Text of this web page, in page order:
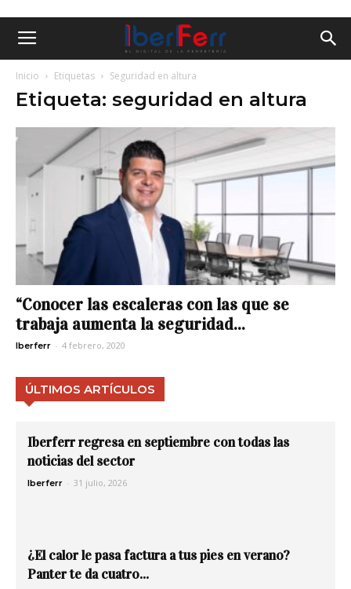
Inicio Etiquetas Seguridad en altura
Etiqueta: seguridad en altura
“Conocer las escaleras con las que se
trabaja aumenta la seguridad...
Iberferr - 4 febrero, 2020
ÚLTIMOS ARTÍCULOS
Iberferr regresa en septiembre con todas las
noticias del sector
Iberferr - 31 julio, 2026
¿El calor le pasa factura a tus pies en verano?
Panter te da cuatro...